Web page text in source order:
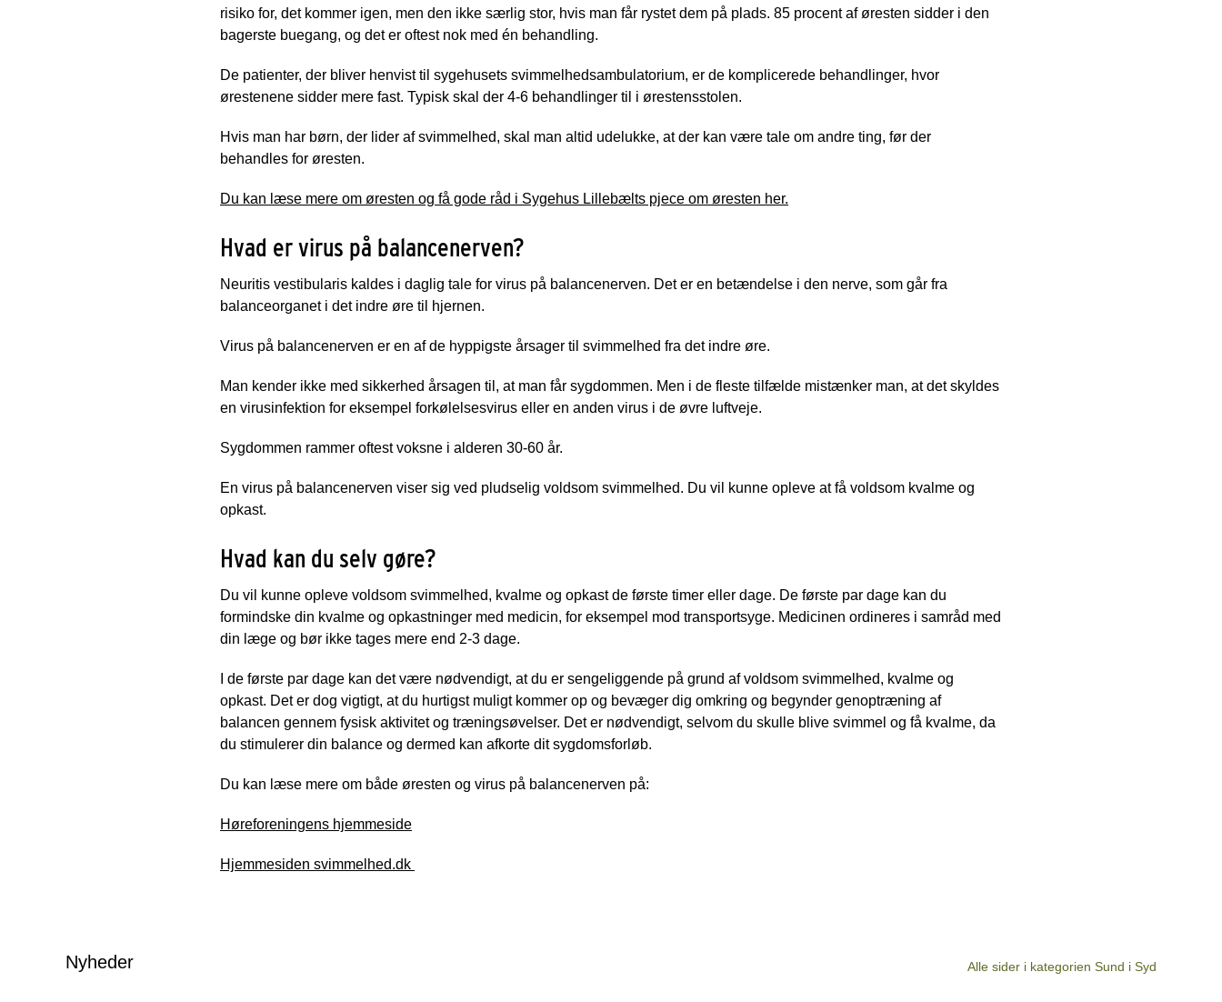
risiko for, det kommer igen, men den ikke særlig stor, hvis man får rystet dem på plads. 85 procent af øresten sidder i den
bagerste buegang, og det er oftest nok med én behandling.
De patienter, der bliver henvist til sygehusets svimmelhedsambulatorium, er de komplicerede behandlinger, hvor
ørestenene sidder mere fast. Typisk skal der 4-6 behandlinger til i ørestensstolen.
Hvis man har børn, der lider af svimmelhed, skal man altid udelukke, at der kan være tale om andre ting, før der
behandles for øresten.
Du kan læse mere om øresten og få gode råd i Sygehus Lillebælts pjece om øresten her.
Hvad er virus på balancenerven?
Neuritis vestibularis kaldes i daglig tale for virus på balancenerven. Det er en betændelse i den nerve, som går fra
balanceorganet i det indre øre til hjernen.
Virus på balancenerven er en af de hyppigste årsager til svimmelhed fra det indre øre.
Man kender ikke med sikkerhed årsagen til, at man får sygdommen. Men i de fleste tilfælde mistænker man, at det skyldes
en virusinfektion for eksempel forkølelsesvirus eller en anden virus i de øvre luftveje.
Sygdommen rammer oftest voksne i alderen 30-60 år.
En virus på balancenerven viser sig ved pludselig voldsom svimmelhed. Du vil kunne opleve at få voldsom kvalme og
opkast.
Hvad kan du selv gøre?
Du vil kunne opleve voldsom svimmelhed, kvalme og opkast de første timer eller dage. De første par dage kan du
formindske din kvalme og opkastninger med medicin, for eksempel mod transportsyge. Medicinen ordineres i samråd med
din læge og bør ikke tages mere end 2-3 dage.
I de første par dage kan det være nødvendigt, at du er sengeliggende på grund af voldsom svimmelhed, kvalme og
opkast. Det er dog vigtigt, at du hurtigst muligt kommer op og bevæger dig omkring og begynder genoptræning af
balancen gennem fysisk aktivitet og træningsøvelser. Det er nødvendigt, selvom du skulle blive svimmel og få kvalme, da
du stimulerer din balance og dermed kan afkorte dit sygdomsforløb.
Du kan læse mere om både øresten og virus på balancenerven på:
Høreforeningens hjemmeside
Hjemmesiden svimmelhed.dk
Nyheder Alle sider i kategorien Sund i Syd